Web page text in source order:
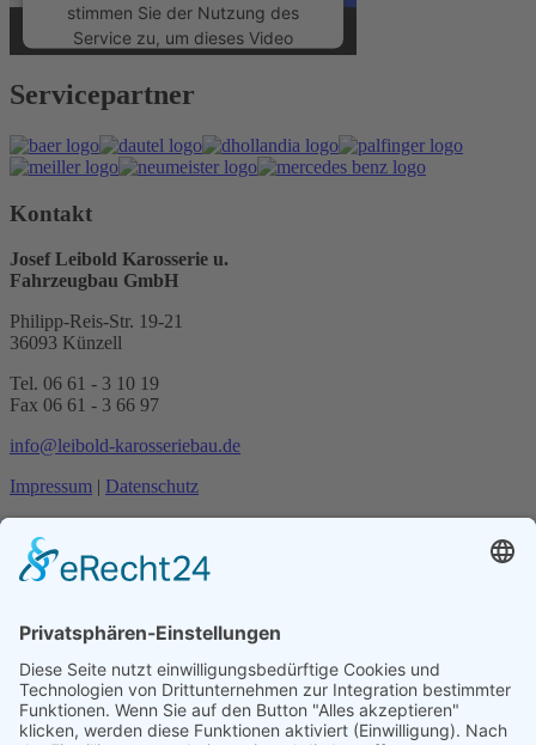
stimmen Sie der Nutzung des
Service zu, um dieses Video
Consent Management Platform
eRecht24
Servicepartner
Kontakt
Josef Leibold Karosserie u.
Fahrzeugbau GmbH
Philipp-Reis-Str. 19-21
36093 Künzell
Tel. 06 61 - 3 10 19
Fax 06 61 - 3 66 97
info@leibold-karosseriebau.de
Impressum
Datenschutz
Anfahrt
Notservice
Ob vor Ort oder in unserer Werkstatt, unser Serviceteam lokalisiert
den Schaden und repariert ihn schnell und zuverlässig.
Im Notfall genügt ein Anruf und Hilfe ist unterwegs!